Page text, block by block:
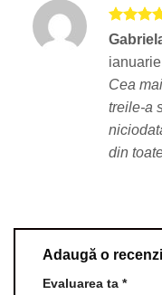
Evaluat
5din 5
Cea
treile-a
din
Adaugă o
Evaluarea ta *